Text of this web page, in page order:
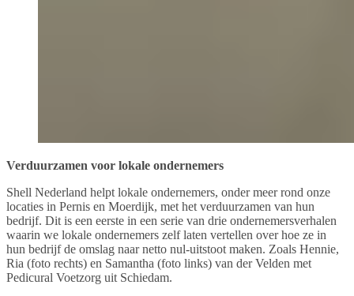
Verduurzamen voor lokale ondernemers
Shell Nederland helpt lokale ondernemers, onder meer rond onze
locaties in Pernis en Moerdijk, met het verduurzamen van hun
bedrijf. Dit is een eerste in een serie van drie ondernemersverhalen
waarin we lokale ondernemers zelf laten vertellen over hoe ze in
hun bedrijf de omslag naar netto nul-uitstoot maken. Zoals Hennie,
Ria (foto rechts) en Samantha (foto links) van der Velden met
Pedicural Voetzorg uit Schiedam.